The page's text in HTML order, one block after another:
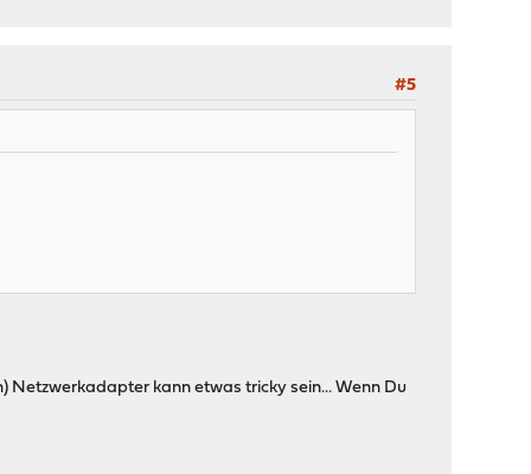
#5
Netzwerkadapter kann etwas tricky sein... Wenn Du